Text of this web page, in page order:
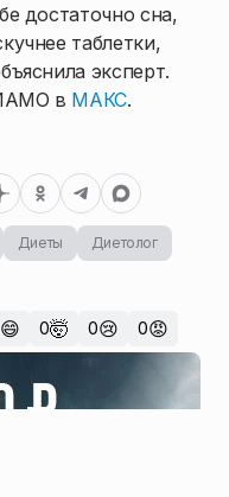
достаточно сна,
таблетки,
эксперт.
в МАКС.
Диеты
Диетолог
😄 0🤯 0😢 0😡